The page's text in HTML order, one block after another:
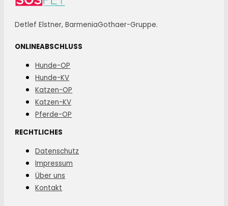
Detlef Elstner, BarmeniaGothaer-Gruppe.
ONLINEABSCHLUSS
Hunde-OP
Hunde-KV
Katzen-OP
Katzen-KV
Pferde-OP
RECHTLICHES
Datenschutz
Impressum
Über uns
Kontakt